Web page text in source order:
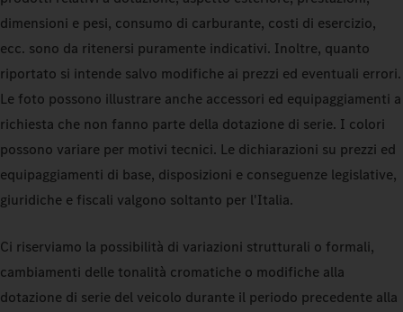
dimensioni e pesi, consumo di carburante, costi di esercizio,
ecc. sono da ritenersi puramente indicativi. Inoltre, quanto
riportato si intende salvo modifiche ai prezzi ed eventuali errori.
Le foto possono illustrare anche accessori ed equipaggiamenti a
richiesta che non fanno parte della dotazione di serie. I colori
possono variare per motivi tecnici. Le dichiarazioni su prezzi ed
equipaggiamenti di base, disposizioni e conseguenze legislative,
giuridiche e fiscali valgono soltanto per l'Italia.
Ci riserviamo la possibilità di variazioni strutturali o formali,
cambiamenti delle tonalità cromatiche o modifiche alla
dotazione di serie del veicolo durante il periodo precedente alla